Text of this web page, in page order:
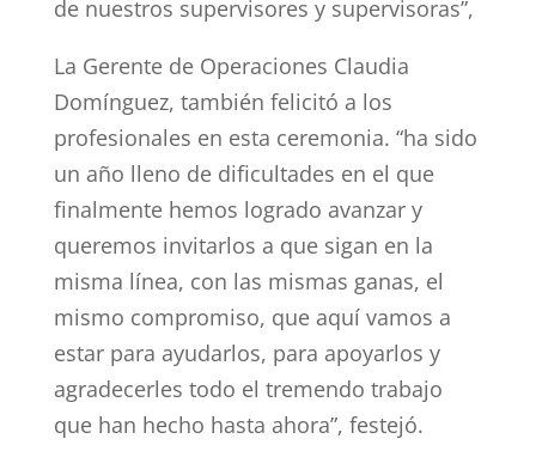
de nuestros supervisores y supervisoras”,
La Gerente de Operaciones Claudia
Domínguez, también felicitó a los
profesionales en esta ceremonia. “ha sido
un año lleno de dificultades en el que
finalmente hemos logrado avanzar y
queremos invitarlos a que sigan en la
misma línea, con las mismas ganas, el
mismo compromiso, que aquí vamos a
estar para ayudarlos, para apoyarlos y
agradecerles todo el tremendo trabajo
que han hecho hasta ahora”, festejó.